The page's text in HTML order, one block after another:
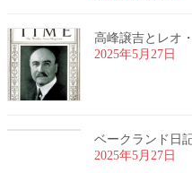
高峰譲吉とレオ
2025年5月27日
ベークランド日
2025年5月27日